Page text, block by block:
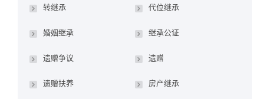
转继承 代位继承
婚姻继承 继承公证
遗赠争议 遗赠
遗赠扶养 房产继承